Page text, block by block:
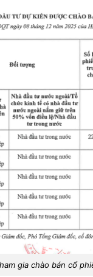
gia chào bán cổ